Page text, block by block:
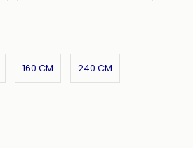
160 CM 240 CM